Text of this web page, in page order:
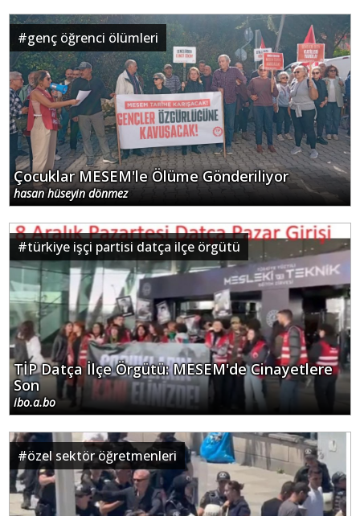
#genç öğrenci ölümleri
Çocuklar MESEM'le Ölüme Gönderiliyor
hasan hüseyin dönmez
#türkiye işçi partisi datça ilçe örgütü
TİP Datça İlçe Örgütü: MESEM'de Cinayetlere
Son
ibo.a.bo
#özel sektör öğretmenleri